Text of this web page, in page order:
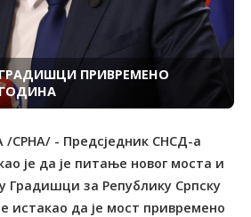
ПРИВРЕМЕНО
СРНА/ - Предсједник СНСД-а
је да је питање новог моста и
Градишци за Републику Српску
истакао да је мост привремено